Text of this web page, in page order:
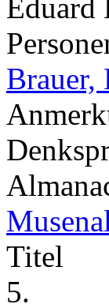
Eduard
Brauer,
Titel
5.